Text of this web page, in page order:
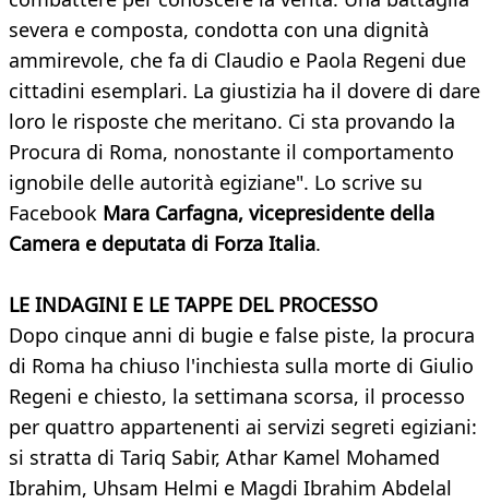
severa e composta, condotta con una dignità
ammirevole, che fa di Claudio e Paola Regeni due
cittadini esemplari. La giustizia ha il dovere di dare
loro le risposte che meritano. Ci sta provando la
Procura di Roma, nonostante il comportamento
ignobile delle autorità egiziane". Lo scrive su
Facebook Mara Carfagna, vicepresidente della
Camera e deputata di Forza Italia.
LE INDAGINI E LE TAPPE DEL PROCESSO
Dopo cinque anni di bugie e false piste, la procura
di Roma ha chiuso l'inchiesta sulla morte di Giulio
Regeni e chiesto, la settimana scorsa, il processo
per quattro appartenenti ai servizi segreti egiziani:
si stratta di Tariq Sabir, Athar Kamel Mohamed
Ibrahim, Uhsam Helmi e Magdi Ibrahim Abdelal